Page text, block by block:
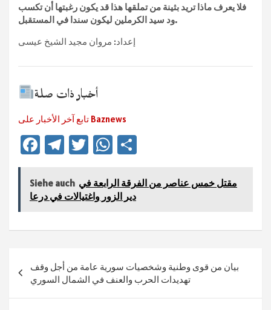
فلا يعرف ماذا تريد بثينة من تملقها هذا قد يكون رغبتها أن تكسب
ود سيد الكرملين ليكون سندا في المستقبل.
إعداد: مروان مجيد الشيخ عيسى
أخبار ذات صلة
تابع آخر الأخبار على Baznews
Fa
b
o
Te
gr
a
T
tt
er
W
at
sA
n
Siehe auch مقتل خمس عناصر من الفرقة الرابعة في
دير الزور واغتيالات في درعا
بيان من قوى وطنية وشخصيات سورية عامة من أجل وقف
تهديدات الحرب والعنف في الشمال السوري